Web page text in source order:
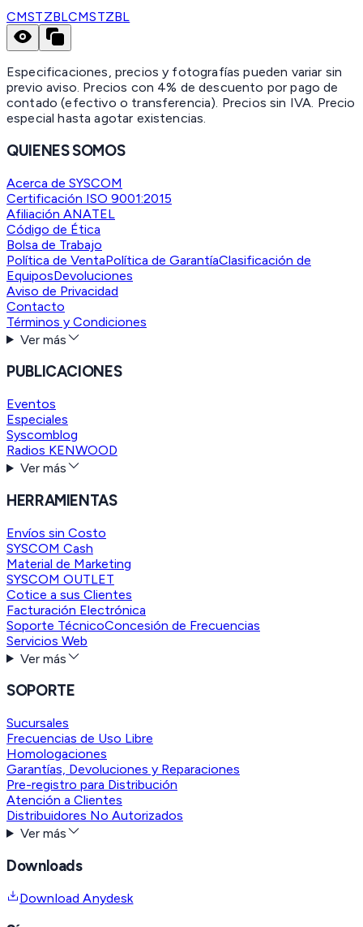
CMSTZBLCMSTZBL
Especificaciones, precios y fotografías pueden variar sin
previo aviso. Precios con 4% de descuento por pago de
contado (efectivo o transferencia). Precios sin IVA. Precio
especial hasta agotar existencias.
QUIENES SOMOS
Acerca de SYSCOM
Certificación ISO 9001:2015
Afiliación ANATEL
Código de Ética
Bolsa de Trabajo
Política de VentaPolítica de GarantíaClasificación de
EquiposDevoluciones
Aviso de Privacidad
Contacto
Términos y Condiciones
Ver más
PUBLICACIONES
Eventos
Especiales
Syscomblog
Radios KENWOOD
Ver más
HERRAMIENTAS
Envíos sin Costo
SYSCOM Cash
Material de Marketing
SYSCOM OUTLET
Cotice a sus Clientes
Facturación Electrónica
Soporte TécnicoConcesión de Frecuencias
Servicios Web
Ver más
SOPORTE
Sucursales
Frecuencias de Uso Libre
Homologaciones
Garantías, Devoluciones y Reparaciones
Pre-registro para Distribución
Atención a Clientes
Distribuidores No Autorizados
Ver más
Downloads
Download Anydesk